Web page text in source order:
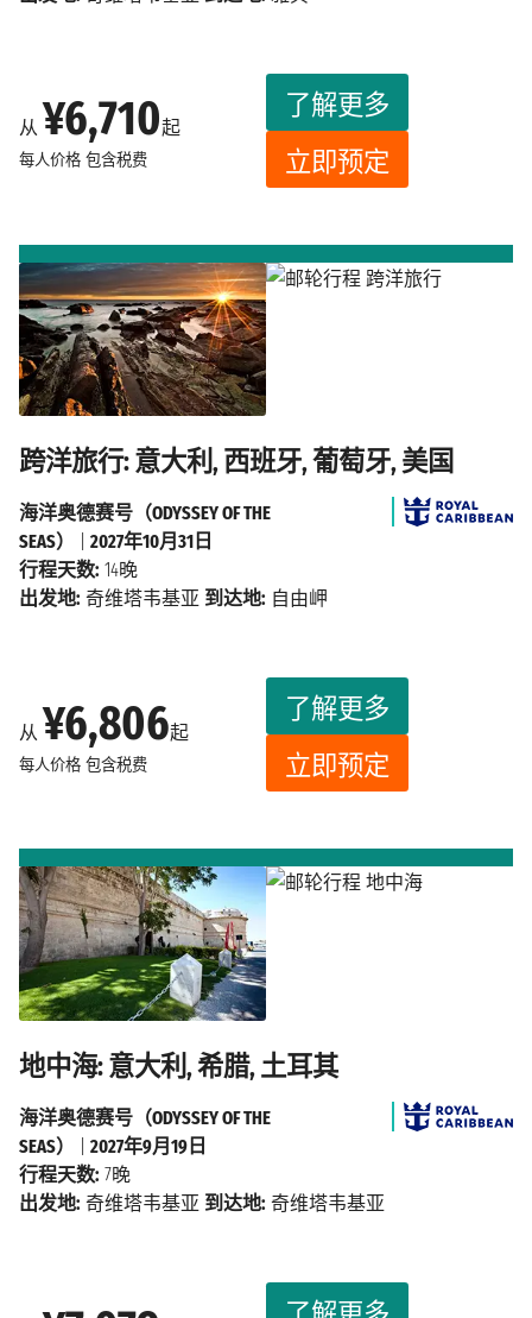
从 ¥6,710起
每人价格 包含税费
了解更多
立即预定
跨洋旅行: 意大利, 西班牙, 葡萄牙, 美国
从 ¥6,806起
每人价格 包含税费
了解更多
立即预定
海洋奥德赛号（ODYSSEY OF THE
SEAS）
2027年10月31日
行程天数: 14晚
出发地: 奇维塔韦基亚 到达地: 自由岬
地中海: 意大利, 希腊, 土耳其
海洋奥德赛号（ODYSSEY OF THE
SEAS）
2027年9月19日
行程天数: 7晚
出发地: 奇维塔韦基亚 到达地: 奇维塔韦基亚